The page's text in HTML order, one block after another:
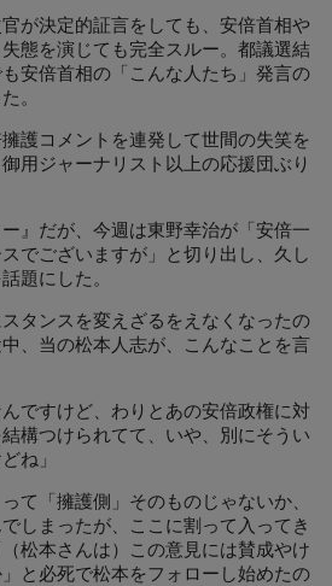
が決定的証言をしても、安倍首相や
態を演じても完全スルー。都議選結
安倍首相の「こんな人たち」発言の
。
護コメントを連発して世間の失笑を
用ジャーナリスト以上の応援団ぶり
』だが、今週は東野幸治が「安倍一
でございますが」と切り出し、久し
題にした。
タンスを変えざるをえなくなったの
、当の松本人志が、こんなことを言
んですけど、わりとあの安倍政権に対
構つけられてて、いや、別にそうい
ね」
て「擁護側」そのものじゃないか、
しまったが、ここに割って入ってき
松本さんは）この意見には賛成やけ
と必死で松本をフォローし始めたの